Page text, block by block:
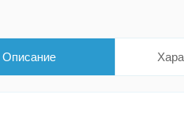
Описание